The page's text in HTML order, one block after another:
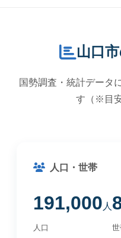
山口
国勢調査・統計データ
す（※目
人口・世帯
191,000 人
人口 世